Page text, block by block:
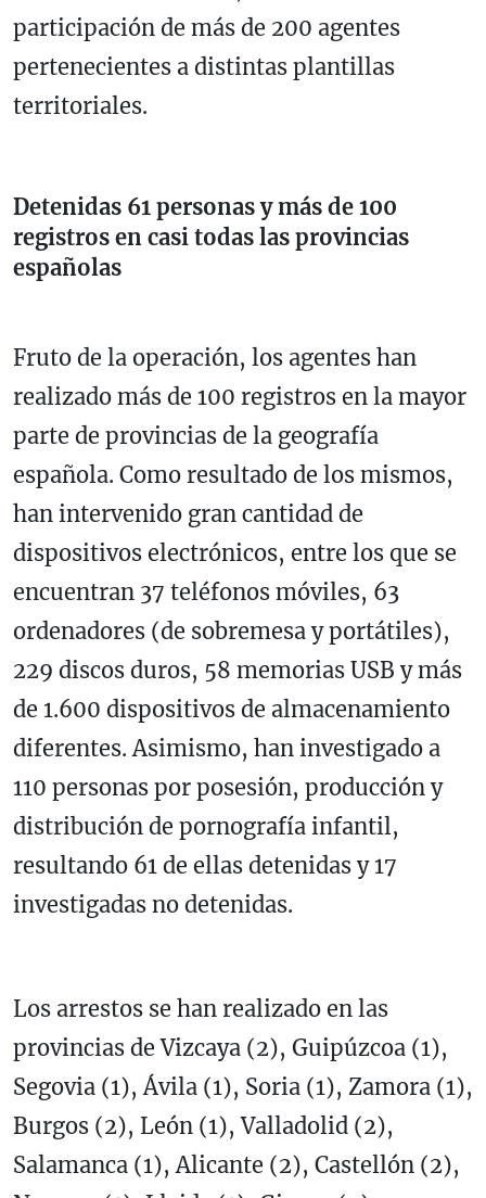
participación de más de 200 agentes
pertenecientes a distintas plantillas
territoriales.
Detenidas 61 personas y más de 100
registros en casi todas las provincias
españolas
Fruto de la operación, los agentes han
realizado más de 100 registros en la mayor
parte de provincias de la geografía
española. Como resultado de los mismos,
han intervenido gran cantidad de
dispositivos electrónicos, entre los que se
encuentran 37 teléfonos móviles, 63
ordenadores (de sobremesa y portátiles),
229 discos duros, 58 memorias USB y más
de 1.600 dispositivos de almacenamiento
diferentes. Asimismo, han investigado a
110 personas por posesión, producción y
distribución de pornografía infantil,
resultando 61 de ellas detenidas y 17
investigadas no detenidas.
Los arrestos se han realizado en las
provincias de Vizcaya (2), Guipúzcoa (1),
Segovia (1), Ávila (1), Soria (1), Zamora (1),
Burgos (2), León (1), Valladolid (2),
Salamanca (1), Alicante (2), Castellón (2),